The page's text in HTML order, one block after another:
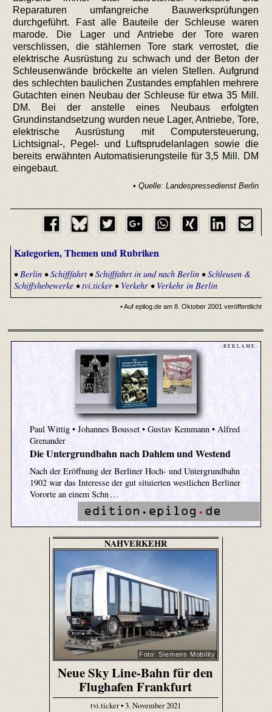
Reparaturen umfangreiche Bauwerksprüfungen
durchgeführt. Fast alle Bauteile der Schleuse waren
marode. Die Lager und Antriebe der Tore waren
verschlissen, die stählernen Tore stark verrostet, die
elektrische Ausrüstung zu schwach und der Beton der
Schleusenwände bröckelte an vielen Stellen. Aufgrund
des schlechten baulichen Zustandes empfahlen mehrere
Gutachten einen Neubau der Schleuse für etwa 35 Mill.
DM. Bei der anstelle eines Neubaus erfolgten
Grundinstandsetzung wurden neue Lager, Antriebe, Tore,
elektrische Ausrüstung mit Computersteuerung,
Lichtsignal-, Pegel- und Luftsprudelanlagen sowie die
bereits erwähnten Automatisierungsteile für 3,5 Mill. DM
eingebaut.
• Quelle: Landespressedienst Berlin
Kategorien, Themen und Rubriken
•Berlin•Schifffahrt•Schifffahrt in und nach Berlin•Schleusen &
Schiffshebewerke•tvi.ticker• Verkehr• Verkehr in Berlin
• Auf epilog.de am 8. Oktober 2001 veröffentlicht
- R E K L A M E -
Paul Wittig • Johannes Bousset • Gustav Kemmann • Alfred
Grenander
Die Untergrundbahn nach Dahlem und Westend
Nach der Eröffnung der Berliner Hoch- und Untergrundbahn
1902 war das Interesse der gut situierten westlichen Berliner
Vororte an einem Schn …
NAHVERKEHR
Foto: Siemens Mobility
Neue Sky Line-Bahn für den
Flughafen Frankfurt
tvi.ticker • 3. November 2021